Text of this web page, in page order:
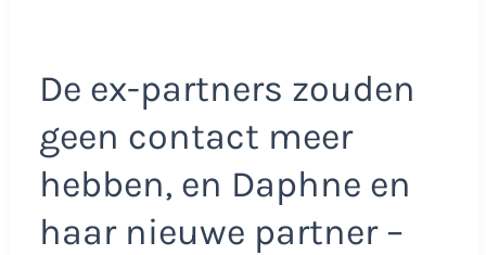
De ex-partners zouden
geen contact meer
hebben, en Daphne en
haar nieuwe partner –